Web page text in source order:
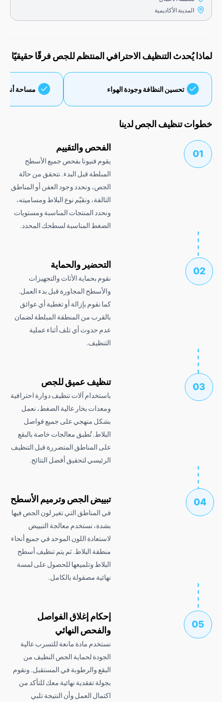
المدينة الأكاديمية
يُحدث التنظيف الاحترافي المنتظم للجص فرقًا حقيقيًا
تحسين النظافة وجودة الهواء مساحة أنظف وأكثر
تنظيف الجص لدينا
الفحص والتقييم
يقوم فنيونا بفحص جميع الأسطح
المبلطة قبل البدء. نتحقق من حالة
الجص، ونحدد وجود العفن أو المناطق
التالفة، ونقيّم نوع البلاط ومساميته،
ونحدد المنتجات المناسبة ومستويات
الضغط المناسبة لسطحك المحدد.
التحضير والحماية
نقوم بحماية الأثاث والتجهيزات
والأسطح المجاورة قبل بدء العمل.
كما نقوم بإزالة أو تغطية أي عوائق
بالقرب من المنطقة المبلطة لضمان
عدم حدوث أي تلف أثناء عملية
تنظيف عميق للجص
باستخدام آلات تنظيف دوارة احترافية
ومعدات بخار عالية الضغط، نعمل
بشكل منهجي على جميع فواصل
البلاط. تُطبق معالجات خاصة بالبقع
على المناطق المتضررة قبل التنظيف
الرئيسي لتحقيق أفضل النتائج.
تبييض الجص وترميم الأسطح
في المناطق التي تغير لون الجص فيها
بشدة، نستخدم معالجة التبييض
لاستعادة اللون الموحد في جميع أنحاء
منطقة البلاط. ثم يتم تنظيف أسطح
البلاط وتلميعها للحصول على لمسة
نهائية مصقولة بالكامل.
إحكام إغلاق الفواصل
والفحص النهائي
نستخدم مادة مانعة للتسرب عالية
الجودة لحماية الجص النظيف من
البقع والرطوبة في المستقبل. ونقوم
بجولة تفقدية نهائية معك للتأكد من
اكتمال العمل وأن النتيجة تلبي